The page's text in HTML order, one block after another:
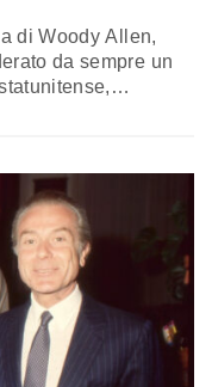
di Woody Allen,
da sempre un
compatibili